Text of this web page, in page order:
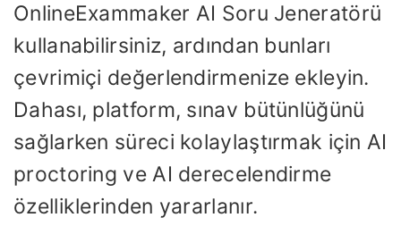
OnlineExammaker AI Soru Jeneratörü
kullanabilirsiniz, ardından bunları
çevrimiçi değerlendirmenize ekleyin.
Dahası, platform, sınav bütünlüğünü
sağlarken süreci kolaylaştırmak için AI
proctoring ve AI derecelendirme
özelliklerinden yararlanır.